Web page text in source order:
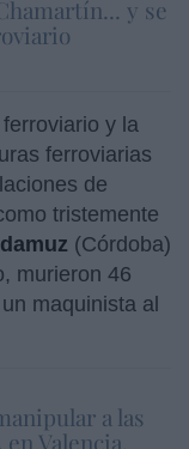
y se
y la
ferroviarias
de
tristemente
(Córdoba)
murieron 46
maquinista al
a las
Valencia,